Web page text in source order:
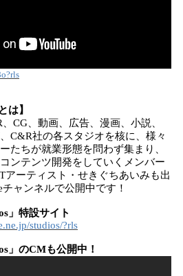
は】
CG、動画、広告、漫画、小説、
C&R社の各スタジオを核に、様々
たちが就業形態を問わず集まり、
ンテンツ開発をしていくメンバー
アーティスト・せきぐちあいみも出
ャンネルで公開中です！
」特設サイト
studios/?rls
」のCMも公開中！